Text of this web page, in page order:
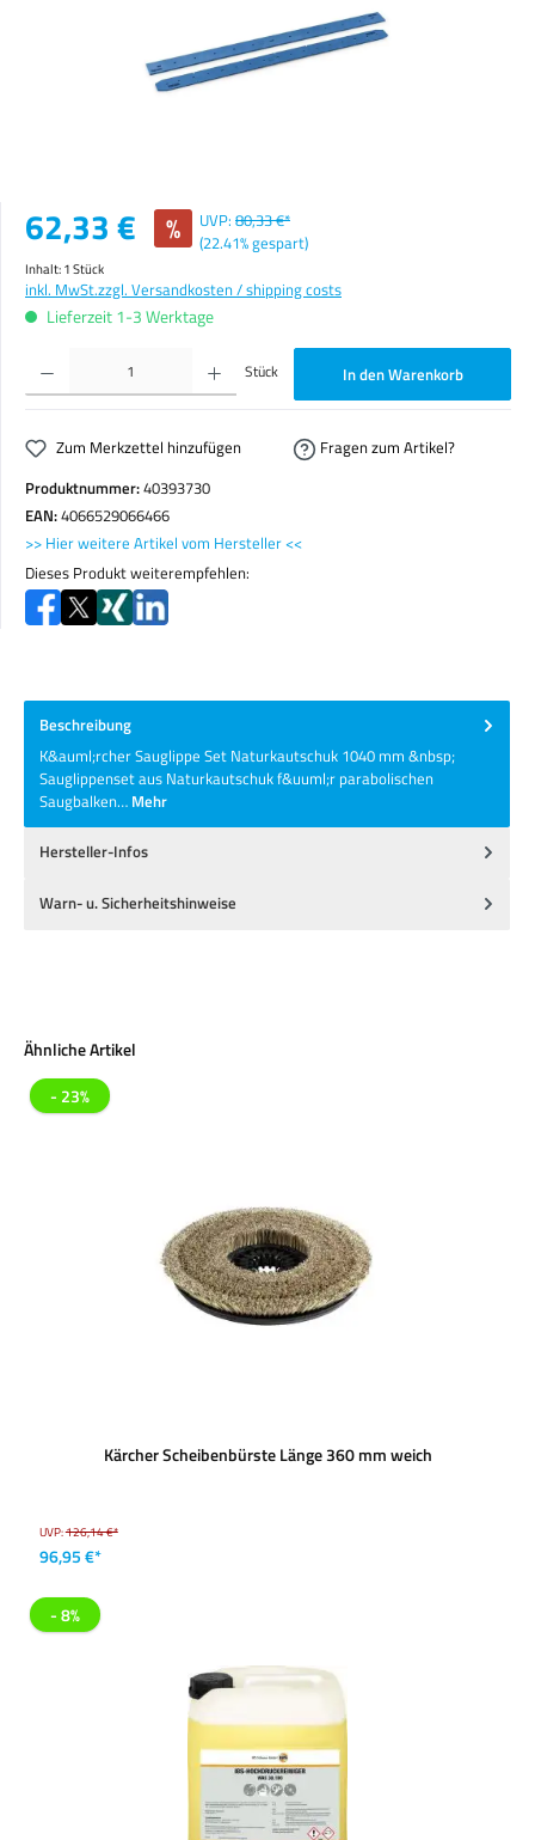
Verkaufspreis:
62,33 € % UVP: 80,33 €*
(22.41% gespart)
Inhalt:1 Stück
inkl. MwSt.zzgl. Versandkosten / shipping costs
Lieferzeit 1-3 Werktage
Produkt Anzahl: Gib den gewünschten Wert ein oder benutze die Schaltflächen um die Anzahl zu
Stück In den Warenkorb
Zum Merkzettel hinzufügen
Fragen zum Artikel?
Produktnummer:40393730
EAN:4066529066466
>> Hier weitere Artikel vom Hersteller <<
Dieses Produkt weiterempfehlen:
Beschreibung
K&auml;rcher Sauglippe Set Naturkautschuk 1040 mm &nbsp;
Sauglippenset aus Naturkautschuk f&uuml;r parabolischen
Saugbalken… Mehr
Hersteller-Infos
Warn- u. Sicherheitshinweise
Produktgalerie überspringen
Ähnliche Artikel
- 23%
Kärcher Scheibenbürste Länge 360 mm weich
UVP:126,14 €*
96,95 €*
- 8%